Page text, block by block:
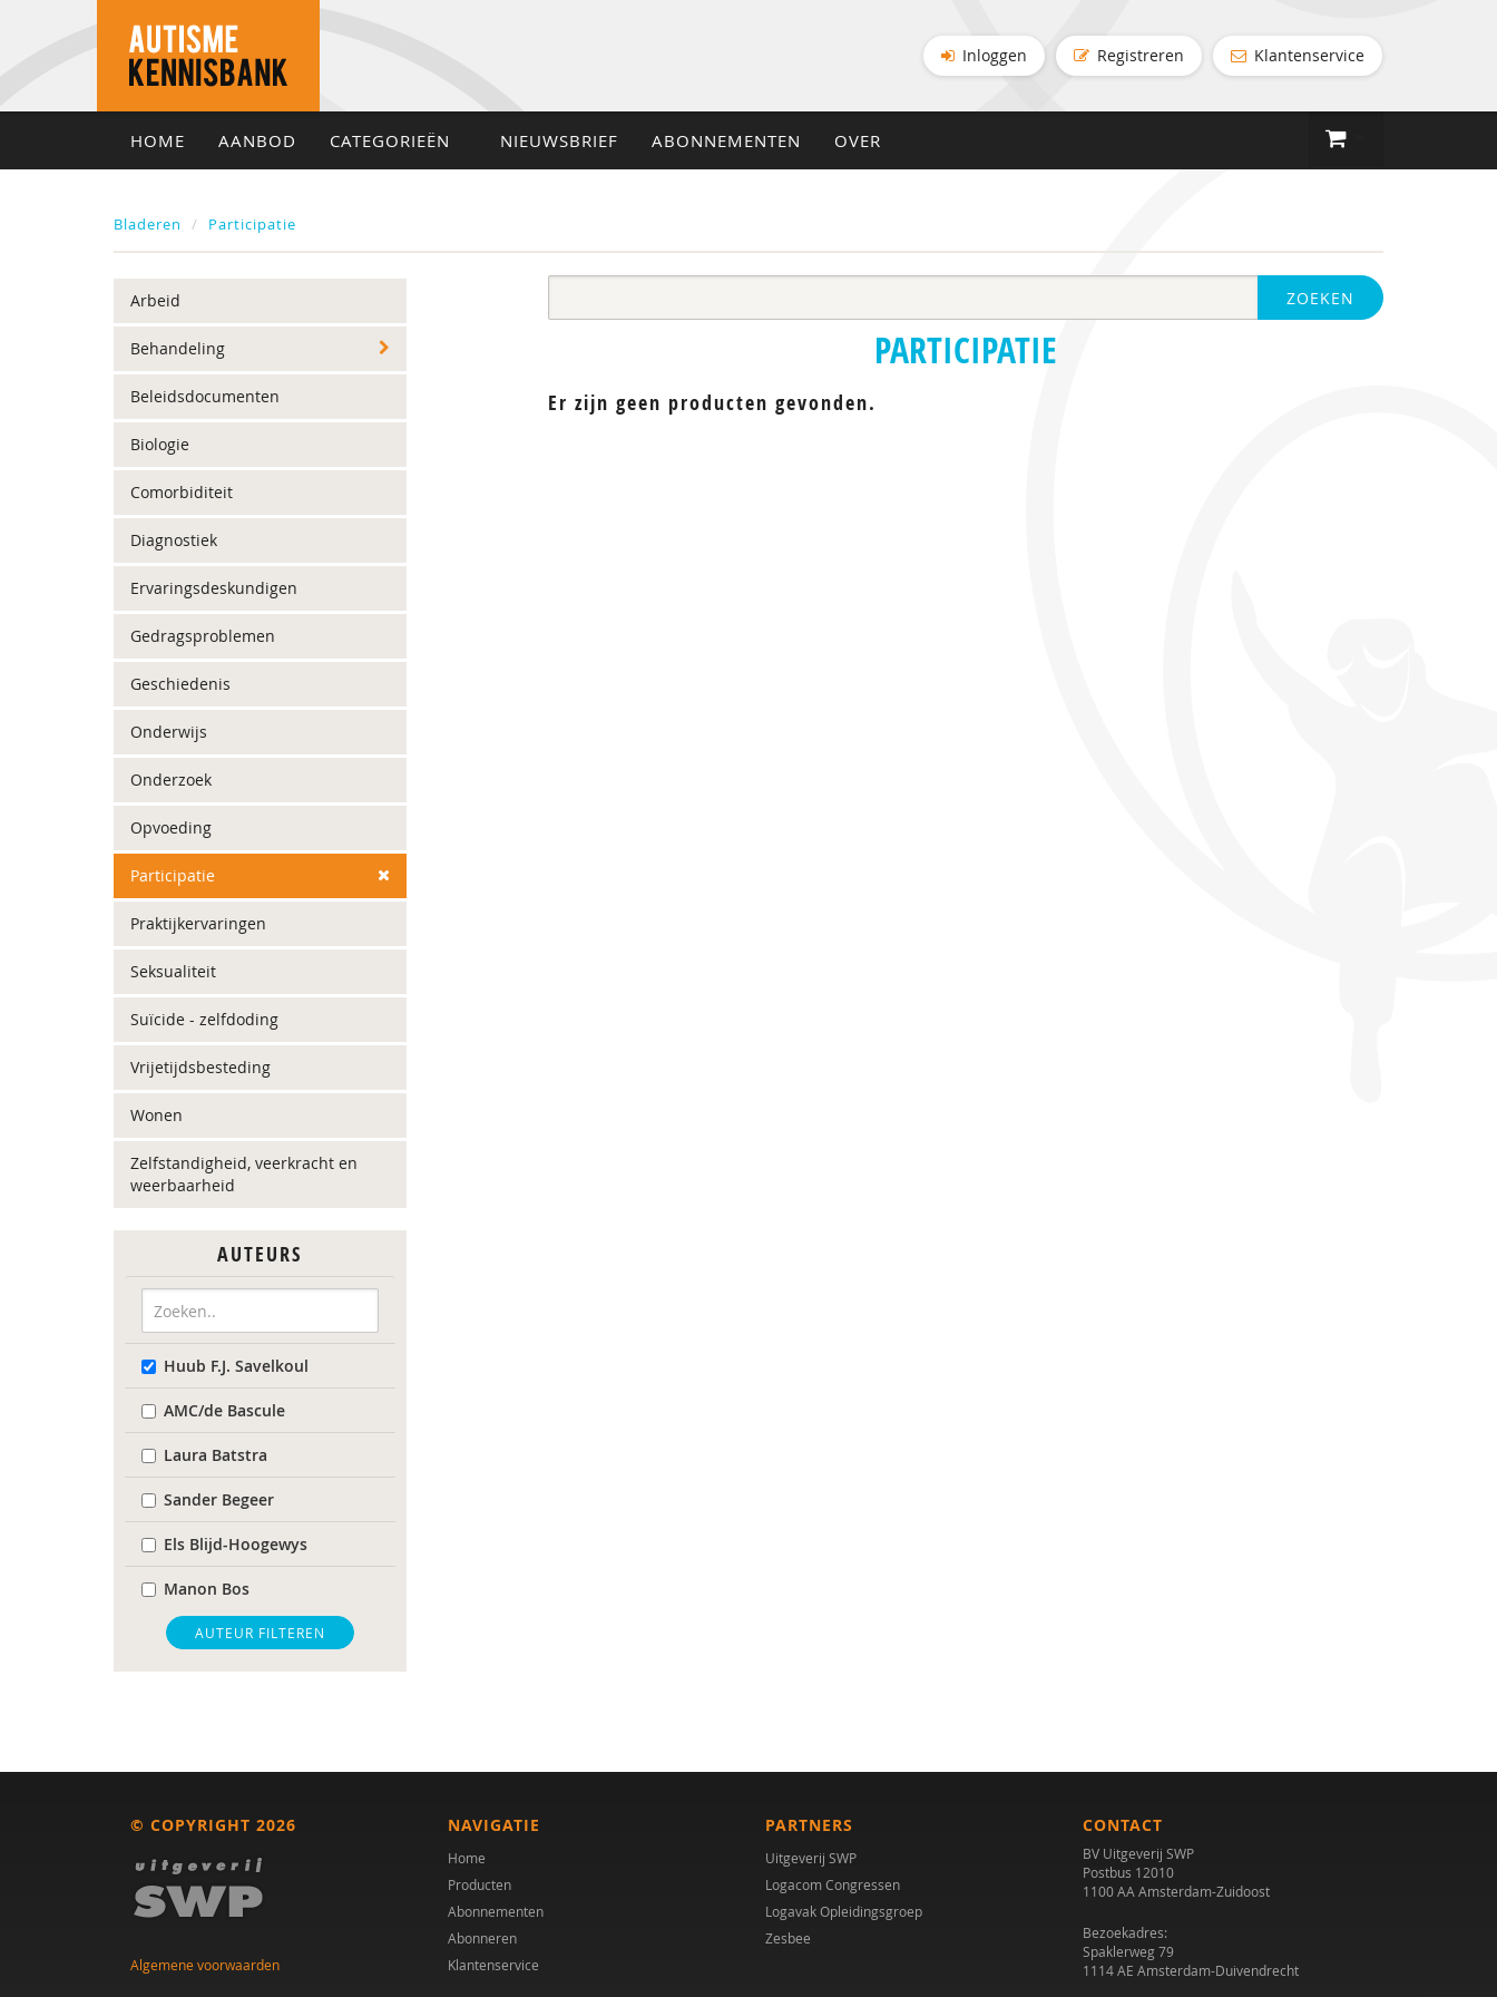
Inloggen Registreren Klantenservice
HOME AANBOD CATEGORIEËN NIEUWSBRIEF ABONNEMENTEN OVER
Bladeren Participatie
Arbeid
Behandeling
Beleidsdocumenten
Biologie
Comorbiditeit
Diagnostiek
Ervaringsdeskundigen
Gedragsproblemen
Geschiedenis
Onderwijs
Onderzoek
Opvoeding
Participatie
Praktijkervaringen
Seksualiteit
Suïcide - zelfdoding
Vrijetijdsbesteding
Wonen
Zelfstandigheid, veerkracht en
weerbaarheid
AUTEURS
Huub F.J. Savelkoul
AMC/de Bascule
Laura Batstra
Sander Begeer
Els Blijd-Hoogewys
Manon Bos
Marieke Bos
Arie Boven
Barbara Brouwer
Elijah Delsink
Dr. E.H.M. Eurelings-
Bontekoe
Lode Goukens
AUTEUR FILTEREN
ZOEKEN
PARTICIPATIE
Er zijn geen producten gevonden.
© COPYRIGHT 2026
Algemene voorwaarden
NAVIGATIE
Home
Producten
Abonnementen
Abonneren
Klantenservice
PARTNERS
Uitgeverij SWP
Logacom Congressen
Logavak Opleidingsgroep
Zesbee
CONTACT
BV Uitgeverij SWP
Postbus 12010
1100 AA Amsterdam-Zuidoost
Bezoekadres:
Spaklerweg 79
1114 AE Amsterdam-Duivendrecht